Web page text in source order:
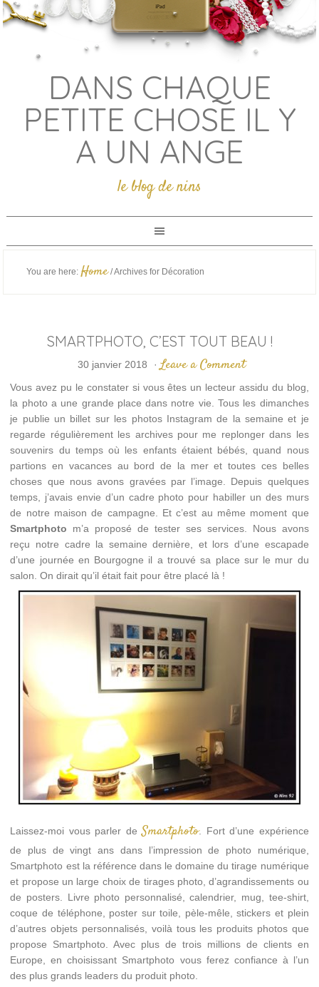
DANS CHAQUE
PETITE CHOSE IL Y
A UN ANGE
le blog de nins
You are here: Home /Archives for Décoration
SMARTPHOTO, C’EST TOUT BEAU !
30 janvier 2018 · Leave a Comment
Vous avez pu le constater si vous êtes un lecteur assidu du blog,
la photo a une grande place dans notre vie. Tous les dimanches
je publie un billet sur les photos Instagram de la semaine et je
regarde régulièrement les archives pour me replonger dans les
souvenirs du temps où les enfants étaient bébés, quand nous
partions en vacances au bord de la mer et toutes ces belles
choses que nous avons gravées par l’image. Depuis quelques
temps, j’avais envie d’un cadre photo pour habiller un des murs
de notre maison de campagne. Et c’est au même moment que
Smartphoto m’a proposé de tester ses services. Nous avons
reçu notre cadre la semaine dernière, et lors d’une escapade
d’une journée en Bourgogne il a trouvé sa place sur le mur du
salon. On dirait qu’il était fait pour être placé là !
Laissez-moi vous parler deSmartphoto. Fort d’une expérience
de plus de vingt ans dans l’impression de photo numérique,
Smartphoto est la référence dans le domaine du tirage numérique
et propose un large choix de tirages photo, d’agrandissements ou
de posters. Livre photo personnalisé, calendrier, mug, tee-shirt,
coque de téléphone, poster sur toile, pèle-mêle, stickers et plein
d’autres objets personnalisés, voilà tous les produits photos que
propose Smartphoto. Avec plus de trois millions de clients en
Europe, en choisissant Smartphoto vous ferez confiance à l’un
des plus grands leaders du produit photo.